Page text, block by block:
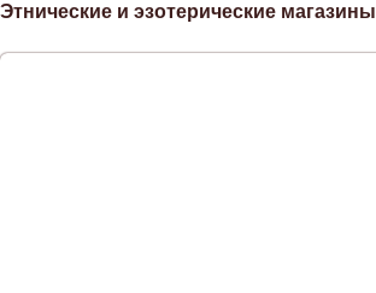
Этнические и эзотерические магазины